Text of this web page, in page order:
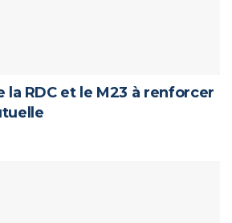
la RDC et le M23 à renforcer